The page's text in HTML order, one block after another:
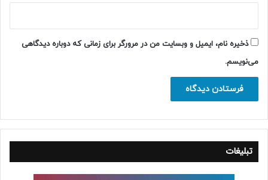
ذخیره نام، ایمیل و وبسایت من در مرورگر برای زمانی که دوباره دیدگاهی
می‌نویسم.
تبلیغات